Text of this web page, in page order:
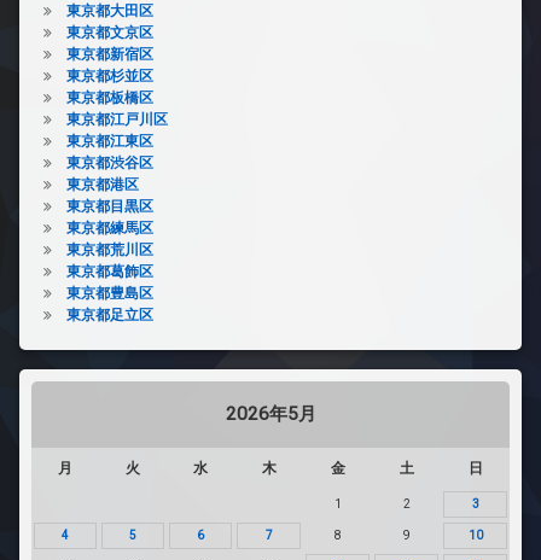
東京都大田区
東京都文京区
東京都新宿区
東京都杉並区
東京都板橋区
東京都江戸川区
東京都江東区
東京都渋谷区
東京都港区
東京都目黒区
東京都練馬区
東京都荒川区
東京都葛飾区
東京都豊島区
東京都足立区
2026年5月
月 火 水 木 金 土 日
1 2 3
4 5 6 7 8 9 10